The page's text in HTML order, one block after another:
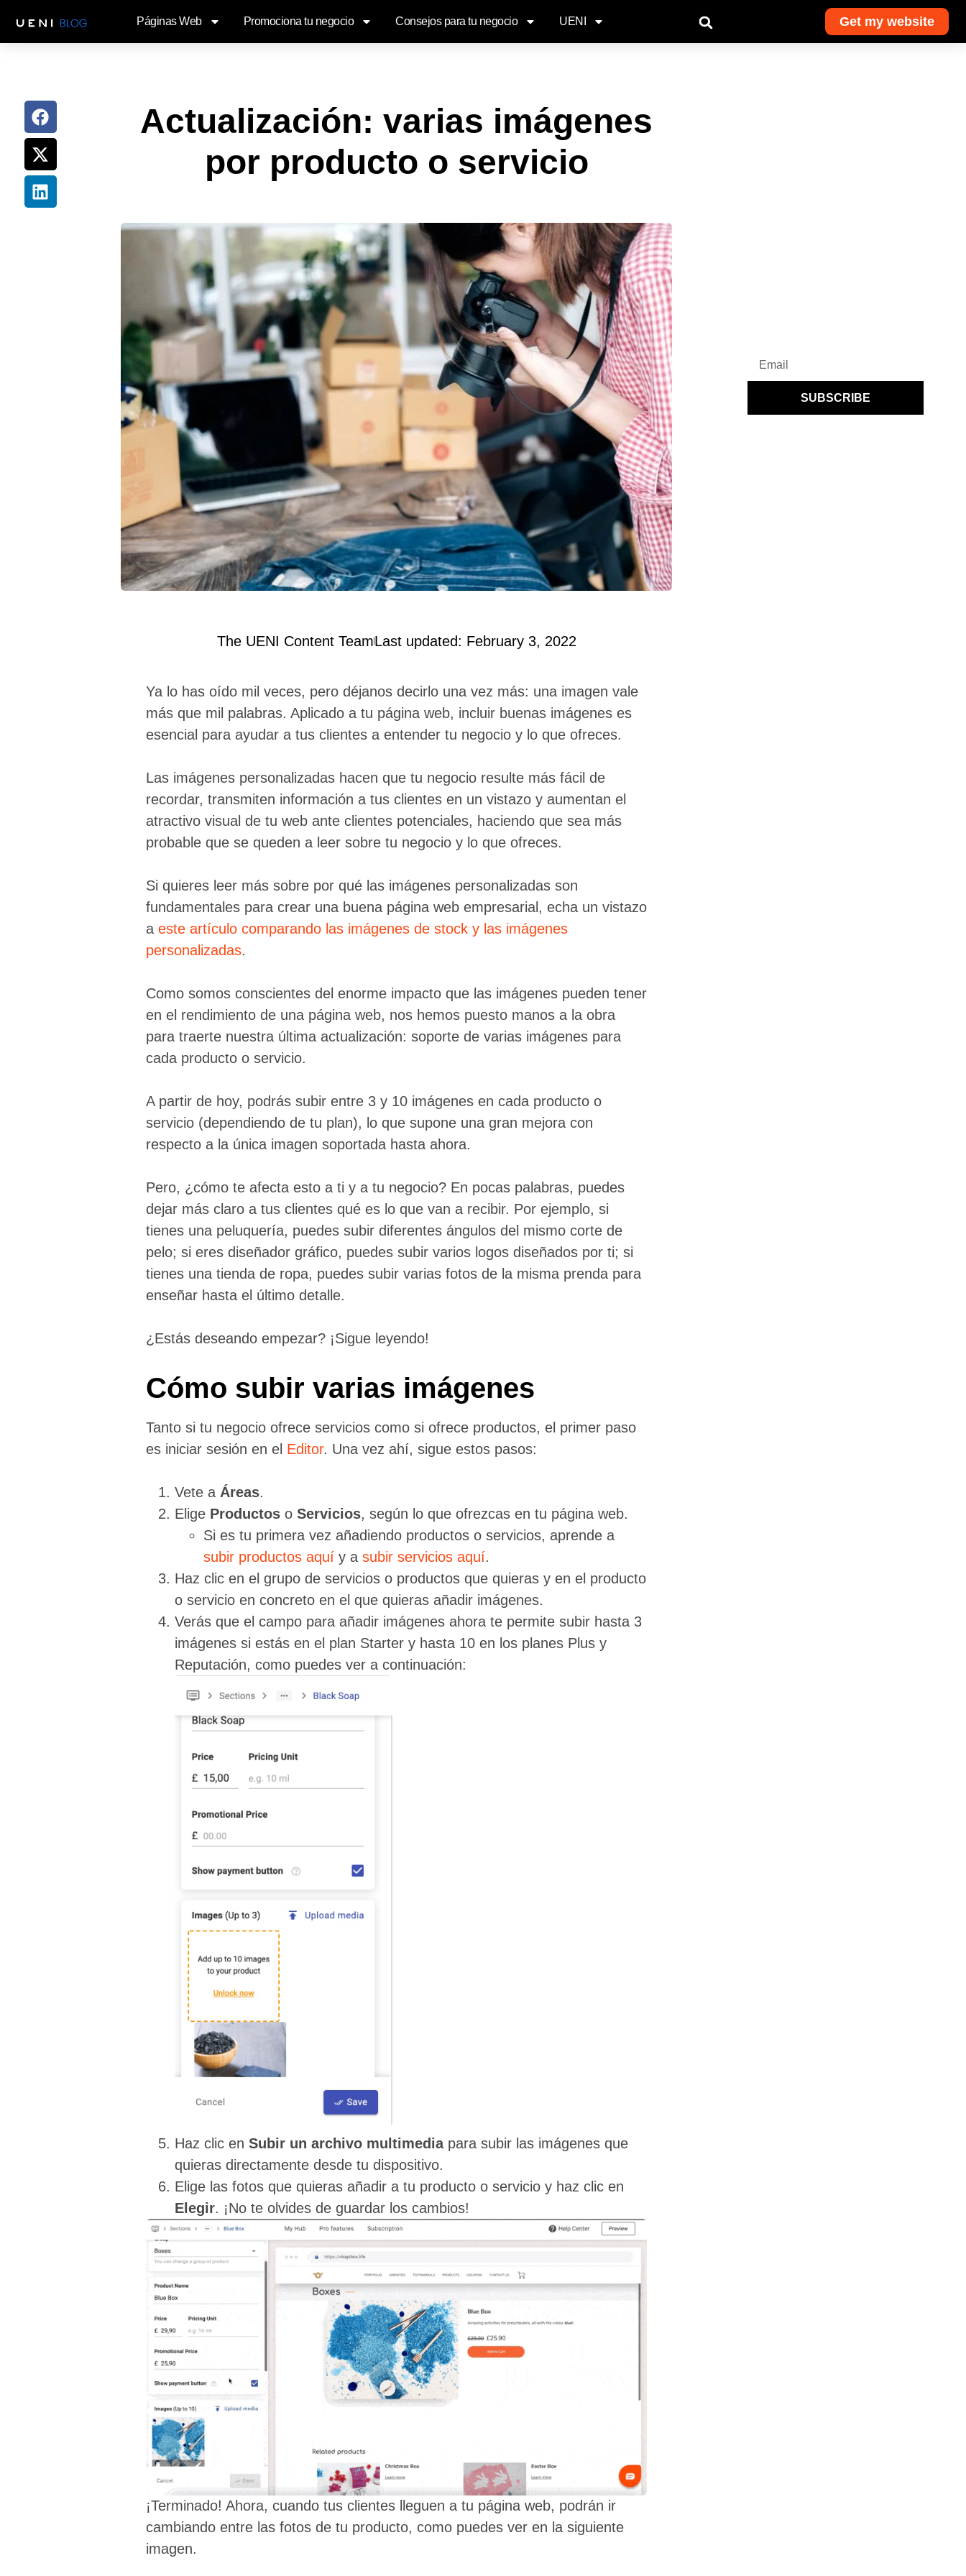
Páginas Web Promociona tu negocio Consejos para tu negocio UENI Get my website
Actualización: varias imágenes
por producto o servicio
The UENI Content TeamLast updated: February 3, 2022
Ya lo has oído mil veces, pero déjanos decirlo una vez más: una imagen vale
más que mil palabras. Aplicado a tu página web, incluir buenas imágenes es
esencial para ayudar a tus clientes a entender tu negocio y lo que ofreces.
Las imágenes personalizadas hacen que tu negocio resulte más fácil de
recordar, transmiten información a tus clientes en un vistazo y aumentan el
atractivo visual de tu web ante clientes potenciales, haciendo que sea más
probable que se queden a leer sobre tu negocio y lo que ofreces.
Si quieres leer más sobre por qué las imágenes personalizadas son
fundamentales para crear una buena página web empresarial, echa un vistazo
a este artículo comparando las imágenes de stock y las imágenes
personalizadas.
Como somos conscientes del enorme impacto que las imágenes pueden tener
en el rendimiento de una página web, nos hemos puesto manos a la obra
para traerte nuestra última actualización: soporte de varias imágenes para
cada producto o servicio.
A partir de hoy, podrás subir entre 3 y 10 imágenes en cada producto o
servicio (dependiendo de tu plan), lo que supone una gran mejora con
respecto a la única imagen soportada hasta ahora.
Pero, ¿cómo te afecta esto a ti y a tu negocio? En pocas palabras, puedes
dejar más claro a tus clientes qué es lo que van a recibir. Por ejemplo, si
tienes una peluquería, puedes subir diferentes ángulos del mismo corte de
pelo; si eres diseñador gráfico, puedes subir varios logos diseñados por ti; si
tienes una tienda de ropa, puedes subir varias fotos de la misma prenda para
enseñar hasta el último detalle.
¿Estás deseando empezar? ¡Sigue leyendo!
Cómo subir varias imágenes
Tanto si tu negocio ofrece servicios como si ofrece productos, el primer paso
es iniciar sesión en el Editor. Una vez ahí, sigue estos pasos:
Vete a Áreas.
Elige Productoso Servicios, según lo que ofrezcas en tu página web.
Si es tu primera vez añadiendo productos o servicios, aprende a
subir productos aquíy a subir servicios aquí.
Haz clic en el grupo de servicios o productos que quieras y en el producto
o servicio en concreto en el que quieras añadir imágenes.
Verás que el campo para añadir imágenes ahora te permite subir hasta 3
imágenes si estás en el plan Starter y hasta 10 en los planes Plus y
Reputación, como puedes ver a continuación:
Haz clic en Subir un archivo multimediapara subir las imágenes que
quieras directamente desde tu dispositivo.
Elige las fotos que quieras añadir a tu producto o servicio y haz clic en
Elegir. ¡No te olvides de guardar los cambios!
¡Terminado! Ahora, cuando tus clientes lleguen a tu página web, podrán ir
cambiando entre las fotos de tu producto, como puedes ver en la siguiente
imagen.
SUBSCRIBE